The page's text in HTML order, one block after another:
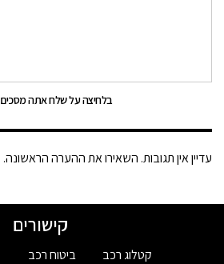
בלחיצה על שלח אתה מסכים
עדיין אין תגובות. השאירו את ההערה הראשונה.
קישורים
קטלוג רכב
ביטוח רכב